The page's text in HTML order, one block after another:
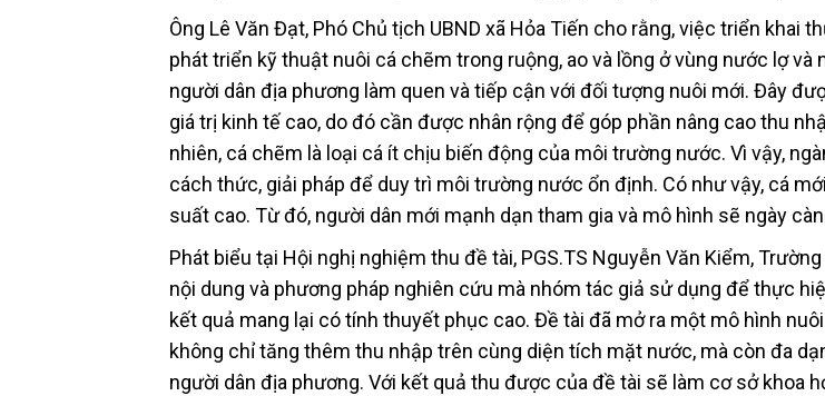
Ông Lê Văn Đạt, Phó Chủ tịch UBND xã Hỏa Tiến cho rằng, việc triển khai
phát triển kỹ thuật nuôi cá chẽm trong ruộng, ao và lồng ở vùng nước lợ và
người dân địa phương làm quen và tiếp cận với đối tượng nuôi mới. Đây
giá trị kinh tế cao, do đó cần được nhân rộng để góp phần nâng cao thu
nhiên, cá chẽm là loại cá ít chịu biến động của môi trường nước. Vì vậy,
cách thức, giải pháp để duy trì môi trường nước ổn định. Có như vậy, cá
suất cao. Từ đó, người dân mới mạnh dạn tham gia và mô hình sẽ ngày
Phát biểu tại Hội nghị nghiệm thu đề tài, PGS.TS Nguyễn Văn Kiểm,
nội dung và phương pháp nghiên cứu mà nhóm tác giả sử dụng để thực
kết quả mang lại có tính thuyết phục cao. Đề tài đã mở ra một mô hình
không chỉ tăng thêm thu nhập trên cùng diện tích mặt nước, mà còn đa
người dân địa phương. Với kết quả thu được của đề tài sẽ làm cơ sở khoa